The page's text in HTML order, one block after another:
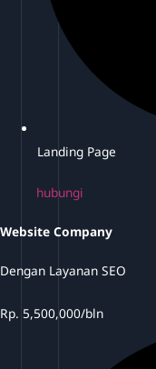
Landing Page
hubungi
Website Company
Dengan Layanan SEO
Rp. 5,500,000/bln